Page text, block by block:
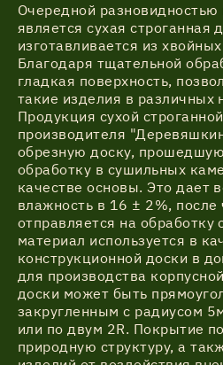
Очередной разновидностью
является сухая строганная
изготавливается из
Благодаря тщательной
гладкая поверхность,
такие изделия в различных
Продукция сухой
производителя
обрезную доску,
обработку в сушильных
качестве основы. Это дает
влажность в 16 ± 2%, после
отправляется на обработку
материал используется в
конструкционной доски в
для производства
доски может быть
закругленным с радиусом
или по двум 2R. Покрытие
природную структуру, а